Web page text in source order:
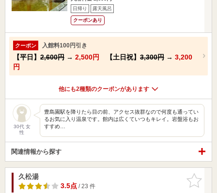
日帰り 露天風呂
クーポンあり
クーポン 入館料100円引き
【平日】 2,600円 → 2,500円 【土日祝】 3,300円 → 3,200
円
他にも2種類のクーポンがあります
30代 女
性
豊島園駅を降りたら目の前、アクセス抜群なので何度も通ってい
るお気に入り温泉です。館内は広くていつもキレイ。岩盤浴もお
すすめ…
関連情報から探す
お気に入
りに追加
久松湯
3.5点/ 23 件